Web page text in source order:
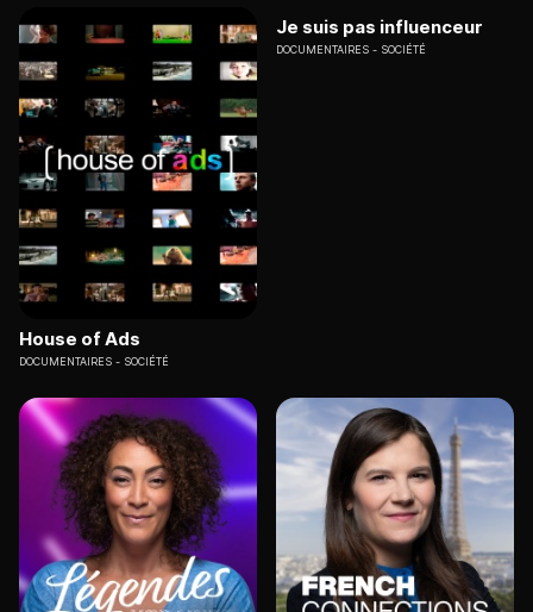
House of Ads
DOCUMENTAIRES SOCIÉTÉ
Je suis pas influenceur
DOCUMENTAIRES SOCIÉTÉ